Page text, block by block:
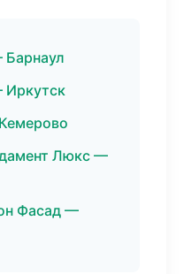
Люкс —
Фасад —